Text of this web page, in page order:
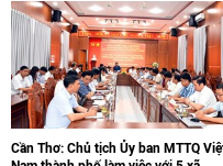
Cần Thơ: Chủ tịch Ủy ban MTTQ